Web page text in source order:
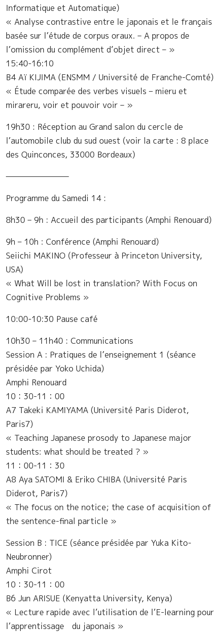
Informatique et Automatique)
« Analyse contrastive entre le japonais et le français
basée sur l’étude de corpus oraux. – A propos de
l’omission du complément d’objet direct – »
15:40-16:10
B4 Aï KIJIMA (ENSMM / Université de Franche-Comté)
« Étude comparée des verbes visuels – mieru et
mirareru, voir et pouvoir voir – »
19h30 : Réception au Grand salon du cercle de
l’automobile club du sud ouest (voir la carte : 8 place
des Quinconces, 33000 Bordeaux)
————————–
Programme du Samedi 14 :
8h30 – 9h : Accueil des participants (Amphi Renouard)
9h – 10h : Conférence (Amphi Renouard)
Seiichi MAKINO (Professeur à Princeton University,
USA)
« What Will be lost in translation? With Focus on
Cognitive Problems »
10:00-10:30 Pause café
10h30 – 11h40 : Communications
Session A : Pratiques de l’enseignement 1 (séance
présidée par Yoko Uchida)
Amphi Renouard
10：30-11：00
A7 Takeki KAMIYAMA (Université Paris Diderot,
Paris7)
« Teaching Japanese prosody to Japanese major
students: what should be treated ? »
11：00-11：30
A8 Aya SATOMI & Eriko CHIBA (Université Paris
Diderot, Paris7)
« The focus on the notice; the case of acquisition of
the sentence-final particle »
Session B : TICE (séance présidée par Yuka Kito-
Neubronner)
Amphi Cirot
10：30-11：00
B6 Jun ARISUE (Kenyatta University, Kenya)
« Lecture rapide avec l’utilisation de l’E-learning pour
l’apprentissage du japonais »